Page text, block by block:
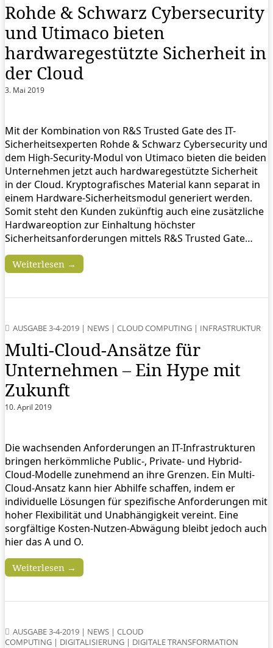
Rohde & Schwarz Cybersecurity
und Utimaco bieten
hardwaregestützte Sicherheit in
der Cloud
3. Mai 2019
Mit der Kombination von R&S Trusted Gate des IT-
Sicherheitsexperten Rohde & Schwarz Cybersecurity und
dem High-Security-Modul von Utimaco bieten die beiden
Unternehmen jetzt auch hardwaregestützte Sicherheit
in der Cloud. Kryptografisches Material kann separat in
einem Hardware-Sicherheitsmodul generiert werden.
Somit steht den Kunden zukünftig auch eine zusätzliche
Hardwareoption zur Einhaltung höchster
Sicherheitsanforderungen mittels R&S Trusted Gate…
Weiterlesen →
AUSGABE 3-4-2019 | NEWS | CLOUD COMPUTING | INFRASTRUKTUR
Multi-Cloud-Ansätze für
Unternehmen – Ein Hype mit
Zukunft
10. April 2019
Die wachsenden Anforderungen an IT-Infrastrukturen
bringen herkömmliche Public-, Private- und Hybrid-
Cloud-Modelle zunehmend an ihre Grenzen. Ein Multi-
Cloud-Ansatz kann hier Abhilfe schaffen, indem er
individuelle Lösungen für spezifische Anforderungen mit
hoher Flexibilität und Unabhängigkeit vereint. Eine
sorgfältige Kosten-Nutzen-Abwägung bleibt jedoch auch
hier das A und O.
Weiterlesen →
AUSGABE 3-4-2019 | NEWS | CLOUD
COMPUTING | DIGITALISIERUNG | DIGITALE TRANSFORMATION